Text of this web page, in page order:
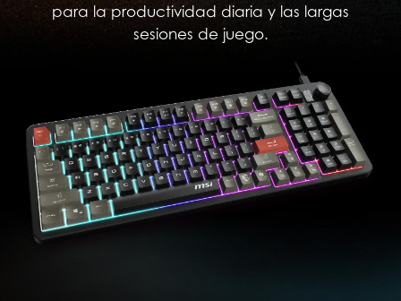
para la productividad diaria y las largas
sesiones de juego.